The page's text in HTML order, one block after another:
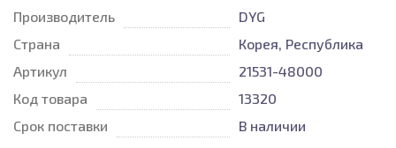
Производитель
DYG
Страна
Корея, Республика
Артикул
21531-48000
Код товара
13320
Срок поставки
В наличии